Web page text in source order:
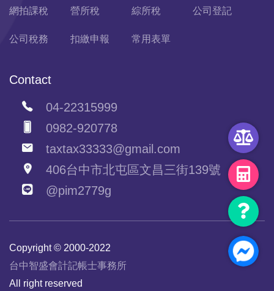
網拍課稅 營所稅 綜所稅 公司登記
公司稅務 扣繳申報 常用表單
Contact
04-22315999
0982-920778
taxtax33333@gmail.com
406台中市北屯區文昌三街139號
@pim2779g
Copyright © 2000-2022
台中智盛會計記帳士事務所
All right reserved